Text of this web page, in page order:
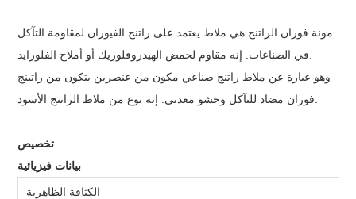
مونة فوران الراتنج هي ملاط ​​يعتمد على راتنج الفيوران لمقاومة التآكل
وهو عبارة عن ملاط ​​راتنج صناعي مكون من عنصرين يتكون من راتينج
تخصيص
بيانات فيزيائية
الكثافة الظاهرية